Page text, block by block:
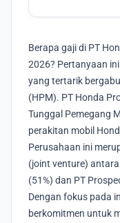
Berapa gaji di PT
2026? Pertanyaan
yang tertarik
(HPM). PT Honda
Tunggal Pemegang
perakitan mobil
Perusahaan ini
(joint venture)
(51%) dan PT
Dengan fokus pada
berkomitmen untuk